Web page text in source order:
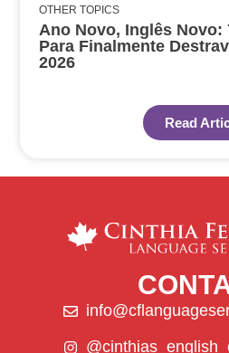
OTHER TOPICS
Ano Novo, Inglês Novo:
Para Finalmente
2026
Read